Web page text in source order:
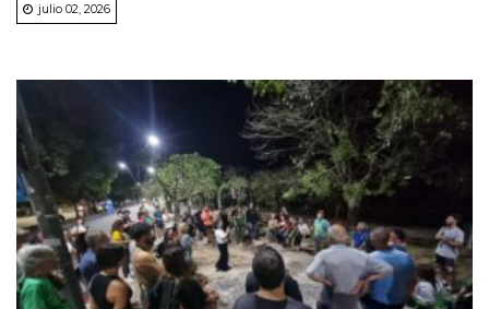
julio 02, 2026